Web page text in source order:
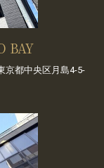
BAY
京都中央区月島4-5-